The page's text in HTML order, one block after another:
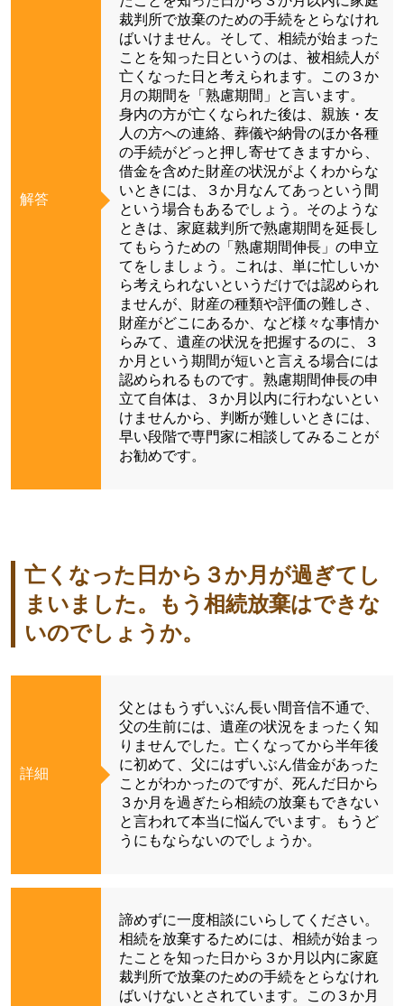
解答
裁判所で放棄のための手続をとらなけれ
ばいけません。そして、相続が始まった
ことを知った日というのは、被相続人が
亡くなった日と考えられます。この３か
月の期間を「熟慮期間」と言います。
身内の方が亡くなられた後は、親族・友
人の方への連絡、葬儀や納骨のほか各種
の手続がどっと押し寄せてきますから、
借金を含めた財産の状況がよくわからな
いときには、３か月なんてあっという間
という場合もあるでしょう。そのような
ときは、家庭裁判所で熟慮期間を延長し
てもらうための「熟慮期間伸長」の申立
てをしましょう。これは、単に忙しいか
ら考えられないというだけでは認められ
ませんが、財産の種類や評価の難しさ、
財産がどこにあるか、など様々な事情か
らみて、遺産の状況を把握するのに、３
か月という期間が短いと言える場合には
認められるものです。熟慮期間伸長の申
立て自体は、３か月以内に行わないとい
けませんから、判断が難しいときには、
早い段階で専門家に相談してみることが
お勧めです。
亡くなった日から３か月が過ぎてし
まいました。もう相続放棄はできな
いのでしょうか。
詳細
父とはもうずいぶん長い間音信不通で、
父の生前には、遺産の状況をまったく知
りませんでした。亡くなってから半年後
に初めて、父にはずいぶん借金があった
ことがわかったのですが、死んだ日から
３か月を過ぎたら相続の放棄もできない
と言われて本当に悩んでいます。もうど
うにもならないのでしょうか。
諦めずに一度相談にいらしてください。
相続を放棄するためには、相続が始まっ
たことを知った日から３か月以内に家庭
裁判所で放棄のための手続をとらなけれ
ばいけないとされています。この３か月